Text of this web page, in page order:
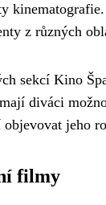
z různých
sekcí Kino
diváci
jeho
filmy